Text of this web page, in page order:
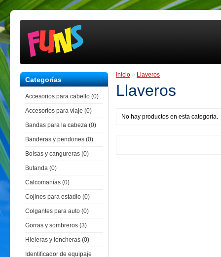
Categorías
Accesorios para cabello (0)
Accesorios para viaje (0)
Bandas para la cabeza (0)
Banderas y pendones (0)
Bolsas y cangureras (0)
Bufanda (0)
Calcomanías (0)
Cojines para estadio (0)
Colgantes para auto (0)
Gorras y sombreros (3)
Hieleras y loncheras (0)
Identificador de equipaje
Inicio » Llaveros
Llaveros
No hay productos en esta categoría.